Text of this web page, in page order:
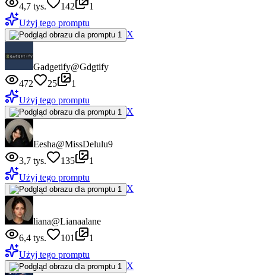
4,7 tys.
142
1
Użyj tego promptu
X
Gadgetify@Gdgtify
472
25
1
Użyj tego promptu
X
Eesha@MissDelulu9
3,7 tys.
135
1
Użyj tego promptu
X
liana@Lianaalane
6,4 tys.
101
1
Użyj tego promptu
X